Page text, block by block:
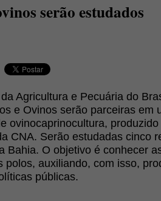
serão estudados
Agricultura e Pecuária do
e Ovinos serão parceiras em
ovinocaprinocultura,
CNA. Serão estudadas cinco
Bahia. O objetivo é conhecer
polos, auxiliando, com isso,
públicas.